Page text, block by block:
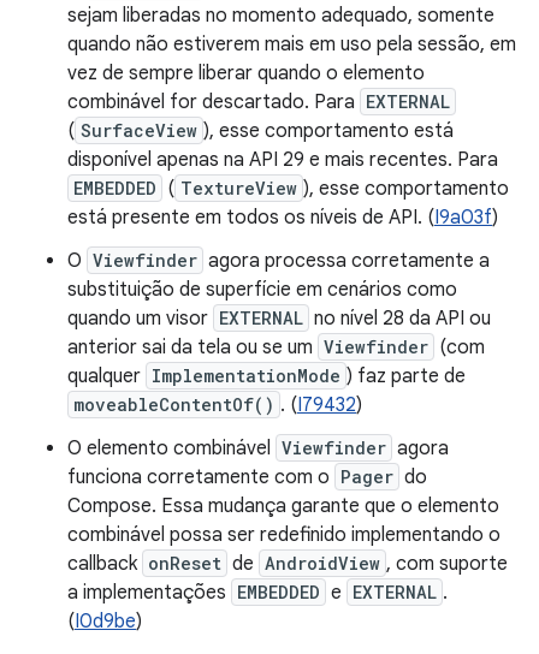
sejam liberadas no momento adequado, somente
quando não estiverem mais em uso pela sessão, em
vez de sempre liberar quando o elemento
combinável for descartado. Para EXTERNAL
( SurfaceView ), esse comportamento está
disponível apenas na API 29 e mais recentes. Para
EMBEDDED ( TextureView ), esse comportamento
está presente em todos os níveis de API. (I9a03f)
O Viewfinder agora processa corretamente a
substituição de superfície em cenários como
quando um visor EXTERNAL no nível 28 da API ou
anterior sai da tela ou se um Viewfinder (com
qualquer ImplementationMode ) faz parte de
moveableContentOf() . (I79432)
O elemento combinável Viewfinder agora
funciona corretamente com o Pager do
Compose. Essa mudança garante que o elemento
combinável possa ser redefinido implementando o
callback onReset de AndroidView , com suporte
a implementações EMBEDDED e EXTERNAL .
(I0d9be)